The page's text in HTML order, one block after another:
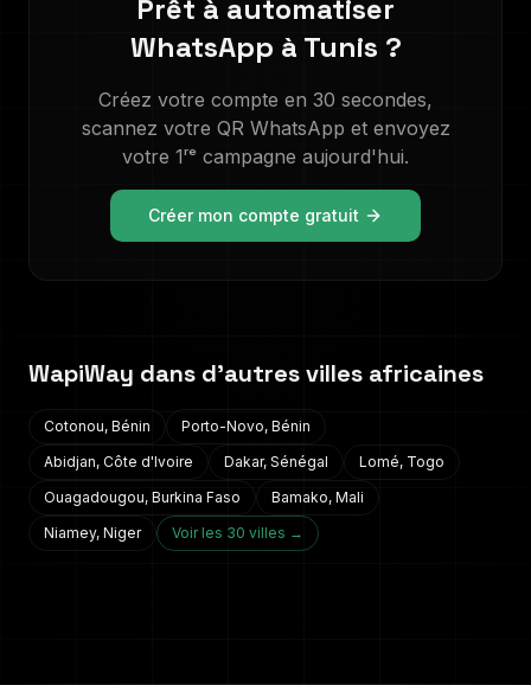
Prêt à automatiser
WhatsApp à Tunis ?
Créez votre compte en 30 secondes,
scannez votre QR WhatsApp et envoyez
votre 1ʳᵉ campagne aujourd'hui.
Créer mon compte gratuit
WapiWay dans d'autres villes africaines
Cotonou, Bénin Porto-Novo, Bénin
Abidjan, Côte d'Ivoire Dakar, Sénégal Lomé, Togo
Ouagadougou, Burkina Faso Bamako, Mali
Niamey, Niger Voir les 30 villes →